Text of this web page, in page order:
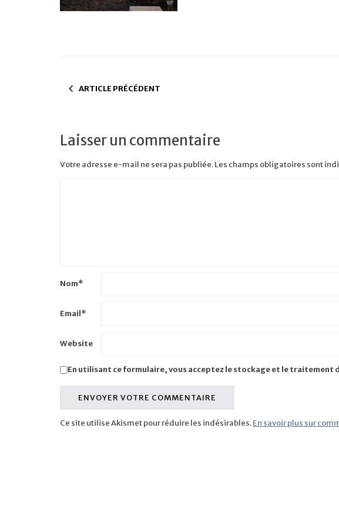
ARTICLE PRÉCÉDENT
Laisser un commentaire
Votre adresse e-mail ne sera pas publiée.Les champs obligatoires sont
Nom*
Email*
Website
En utilisant ce formulaire, vous acceptez le stockage et le traitement
Ce site utilise Akismet pour réduire les indésirables.En savoir plus sur